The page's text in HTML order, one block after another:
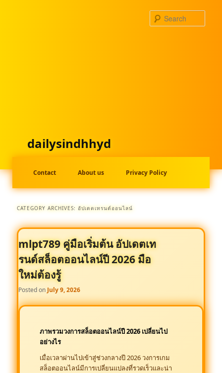
dailysindhhyd
Contact About us Privacy Policy
CATEGORY ARCHIVES: อัปเดตเทรนด์ออนไลน์
mlpt789 คู่มือเริ่มต้น อัปเดตเท
รนด์สล็อตออนไลน์ปี 2026 มือ
ใหม่ต้องรู้
Posted on July 9, 2026
ภาพรวมวงการสล็อตออนไลน์ปี 2026 เปลี่ยนไป
อย่างไร
เมื่อเวลาผ่านไปเข้าสู่ช่วงกลางปี 2026 วงการเกม
สล็อตออนไลน์มีการเปลี่ยนแปลงที่รวดเร็วและน่า